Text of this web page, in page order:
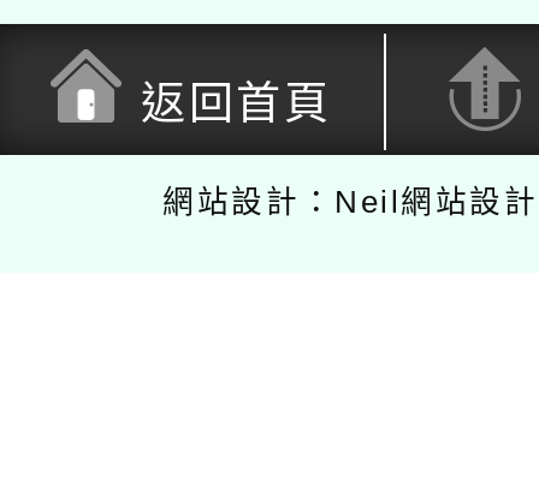
返回首頁
網站設計：Neil網站設